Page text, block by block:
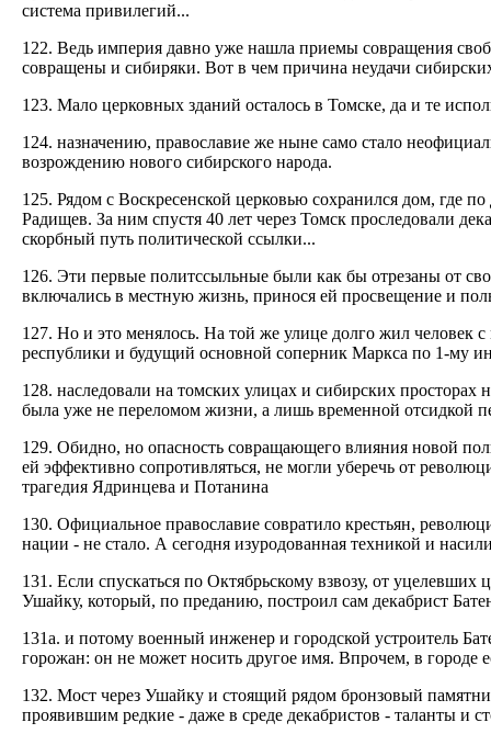
система привилегий...
122. Ведь империя давно уже нашла приемы совращения
совращены и сибиряки. Вот в чем причина неудачи
123. Мало церковных зданий осталось в Томске, да и те
124. назначению, православие же ныне само стало
возрождению нового сибирского народа.
125. Рядом с Воскресенской церковью сохранился дом, где
Радищев. За ним спустя 40 лет через Томск проследовали
скорбный путь политической ссылки...
126. Эти первые политссыльные были как бы отрезаны от
включались в местную жизнь, принося ей просвещение и
127. Но и это менялось. На той же улице долго жил
республики и будущий основной соперник Маркса по 1-му
128. наследовали на томских улицах и сибирских
была уже не переломом жизни, а лишь временной отсидкой
129. Обидно, но опасность совращающего влияния новой
ей эффективно сопротивляться, не могли уберечь от
трагедия Ядринцева и Потанина
130. Официальное православие совратило крестьян,
нации - не стало. А сегодня изуродованная техникой и
131. Если спускаться по Октябрьскому взвозу, от
Ушайку, который, по преданию, построил сам декабрист
131а. и потому военный инженер и городской устроитель
горожан: он не может носить другое имя. Впрочем, в городе
132. Мост через Ушайку и стоящий рядом бронзовый
проявившим редкие - даже в среде декабристов - таланты и